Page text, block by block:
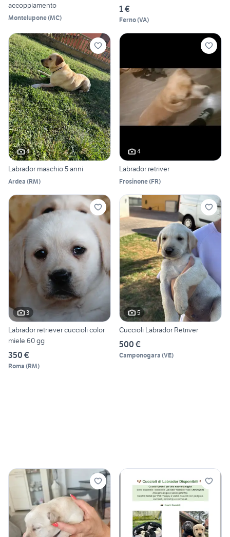
accoppiamento
Montelupone(MC)
1 €
Ferno(VA)
4
Labrador maschio 5 anni
Ardea (RM)
4
Labrador retriver
Frosinone(FR)
3
Labrador retriever cuccioli color
miele 60 gg
350 €
Roma (RM)
5
Cuccioli Labrador Retriver
500 €
Camponogara (VE)